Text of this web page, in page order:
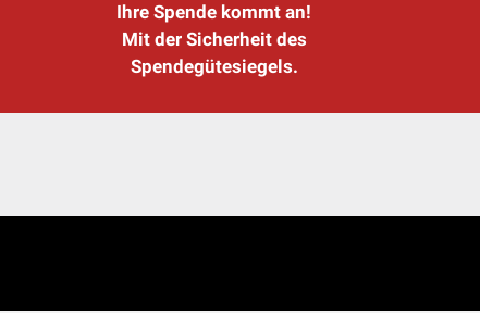
Ihre Spende kommt an!
Mit der Sicherheit des
Spendegütesiegels.